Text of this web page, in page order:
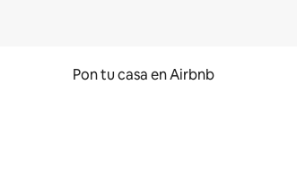
Pon tu casa en Airbnb